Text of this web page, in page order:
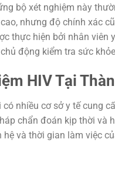
bộ xét nghiệm này
nhưng độ chính xác
thực hiện bởi nhân viên
động kiểm tra sức
HIV Tại
nhiều cơ sở y tế cung
chẩn đoán kịp thời và
và thời gian làm việc